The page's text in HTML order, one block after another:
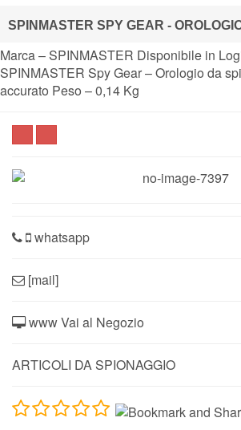
SPINMASTER SPY GEAR -
Marca – SPINMASTER Disponibile in
SPINMASTER Spy Gear – Orologio da
accurato Peso – 0,14 Kg
whatsapp
[mail]
www Vai al Negozio
ARTICOLI DA SPIONAGGIO